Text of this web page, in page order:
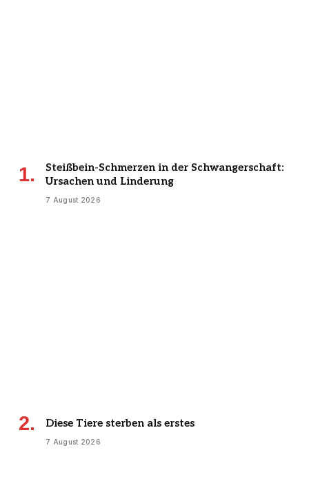
Steißbein-Schmerzen in der Schwangerschaft:
Ursachen und Linderung
7 August 2026
Diese Tiere sterben als erstes
7 August 2026